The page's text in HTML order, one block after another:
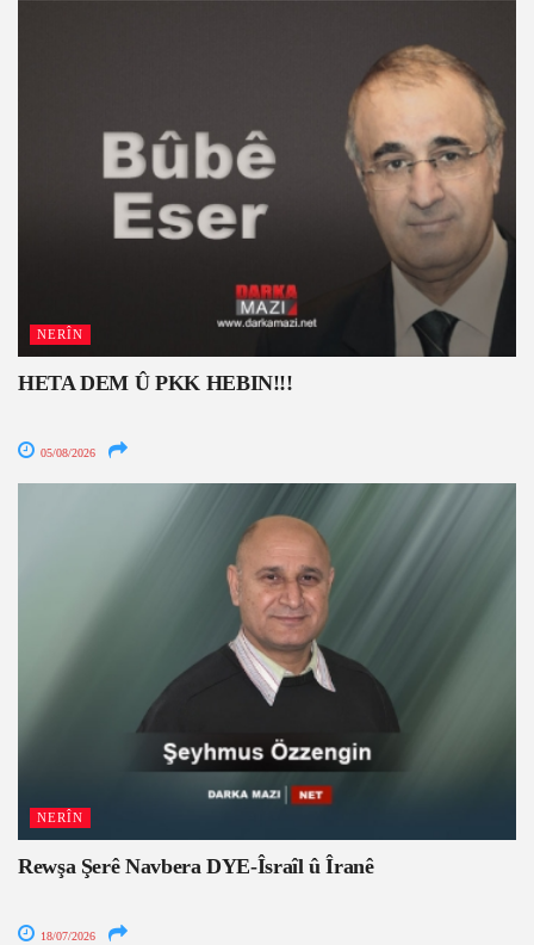
NERÎN
HETA DEM Û PKK HEBIN!!!
05/08/2026
NERÎN
Rewşa Şerê Navbera DYE-Îsraîl û Îranê
18/07/2026